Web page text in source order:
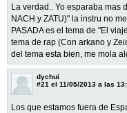
La verdad.. Yo esparaba mas
NACH y ZATU)" la instru no
PASADA es el tema de "El
tema de rap (Con arkano y
del tema esta bien, me mola
dychui
#21 el 11/05/2013 a las
Los que estamos fuera de